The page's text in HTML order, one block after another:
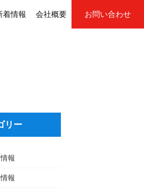
着情報 会社概要 お問い合わせ
リー
報
報